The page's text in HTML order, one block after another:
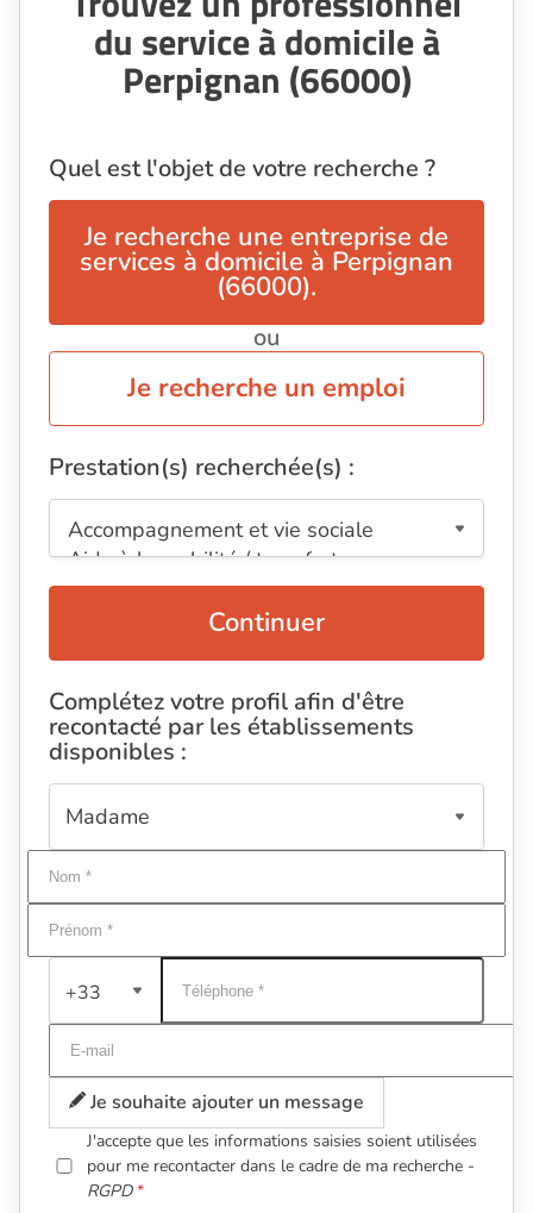
du service à domicile à
Perpignan (66000)
Quel est l'objet de votre recherche ?
Je recherche une entreprise de
services à domicile à Perpignan
(66000).
ou
Je recherche un emploi
Prestation(s) recherchée(s) :
Continuer
Complétez votre profil afin d'être
recontacté par les établissements
disponibles :
+33
Je souhaite ajouter un message
J'accepte que les informations saisies soient utilisées
pour me recontacter dans le cadre de ma recherche -
RGPD